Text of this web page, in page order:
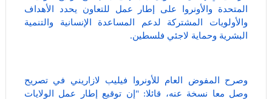
المتحدة والأونروا على إطار عمل للتعاون يحدد الأهداف
والأولويات المشتركة لدعم المساعدة الإنسانية والتنمية
البشرية وحماية لاجئي فلسطين.
وصرح المفوض العام للأونروا فيليب لازاريني في تصريح
وصل معا نسخة عنه، قائلا: "إن توقيع إطار عمل الولايات